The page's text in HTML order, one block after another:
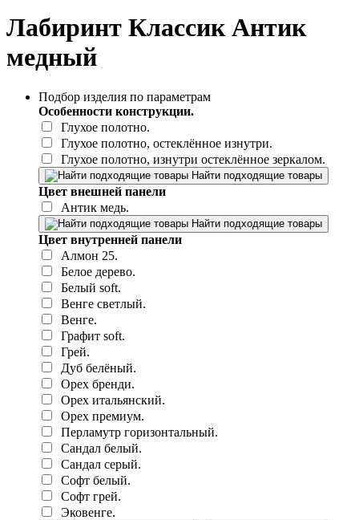
Лабиринт Классик Антик
медный
Подбор изделия по параметрам
Особенности конструкции.
Глухое полотно.
Глухое полотно, остеклённое изнутри.
Глухое полотно, изнутри остеклённое зеркалом.
Найти подходящие товары
Цвет внешней панели
Антик медь.
Найти подходящие товары
Цвет внутренней панели
Алмон 25.
Белое дерево.
Белый soft.
Венге светлый.
Венге.
Графит soft.
Грей.
Дуб белёный.
Орех бренди.
Орех итальянский.
Орех премиум.
Перламутр горизонтальный.
Сандал белый.
Сандал серый.
Софт белый.
Софт грей.
Эковенге.